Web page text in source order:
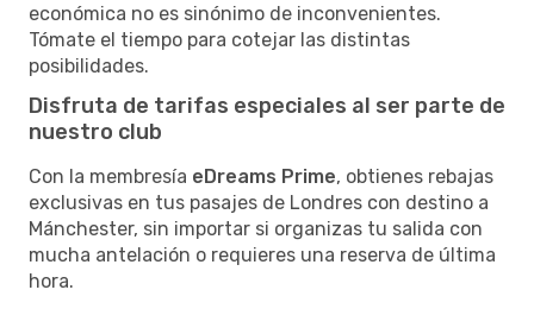
económica no es sinónimo de inconvenientes.
Tómate el tiempo para cotejar las distintas
posibilidades.
Disfruta de tarifas especiales al ser parte de
nuestro club
Con la membresía eDreams Prime, obtienes rebajas
exclusivas en tus pasajes de Londres con destino a
Mánchester, sin importar si organizas tu salida con
mucha antelación o requieres una reserva de última
hora.